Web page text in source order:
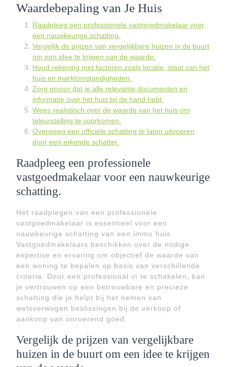
Waardebepaling van Je Huis
Raadpleeg een professionele vastgoedmakelaar voor
een nauwkeurige schatting.
Vergelijk de prijzen van vergelijkbare huizen in de buurt
om een idee te krijgen van de waarde.
Houd rekening met factoren zoals locatie, staat van het
huis en marktomstandigheden.
Zorg ervoor dat je alle relevante documenten en
informatie over het huis bij de hand hebt.
Wees realistisch over de waarde van het huis om
teleurstelling te voorkomen.
Overweeg een officiële schatting te laten uitvoeren
door een erkende schatter.
Raadpleeg een professionele
vastgoedmakelaar voor een nauwkeurige
schatting.
Het raadplegen van een professionele
vastgoedmakelaar is essentieel voor een
nauwkeurige schatting van een immo huis.
Vastgoedmakelaars beschikken over de nodige
expertise en ervaring om objectief de waarde van
een woning te bepalen op basis van verschillende
criteria. Door een professional in te schakelen, kan
je vertrouwen op een betrouwbare en precieze
schatting die je helpt bij het nemen van
weloverwogen beslissingen bij de verkoop of
aankoop van onroerend goed.
Vergelijk de prijzen van vergelijkbare
huizen in de buurt om een idee te krijgen